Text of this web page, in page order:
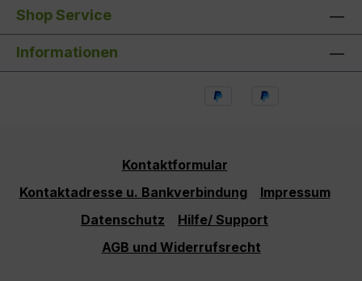
Shop Service
Informationen
Kontaktformular
Kontaktadresse u. Bankverbindung
Impressum
Datenschutz
Hilfe/ Support
AGB und Widerrufsrecht